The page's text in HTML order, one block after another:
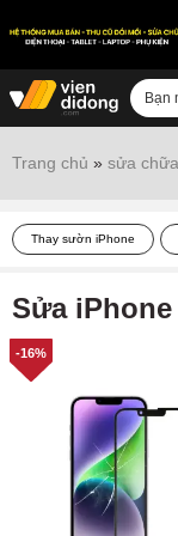
Sửa Android
Sửa Macbook
Sửa Laptop
Sửa chữa thiết bị khác
Điện thoại
Trang chủ » sửa
Thay sườn iPhone
Sửa iPhone
-16%